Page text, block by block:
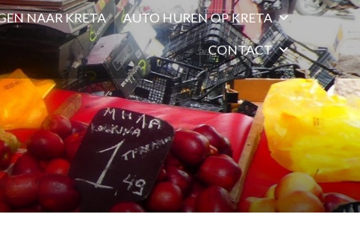
NAAR KRETA AUTO HUREN OP KRETA
CONTACT